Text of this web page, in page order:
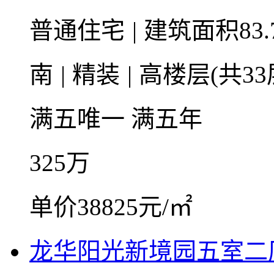
普通住宅 | 建筑面积
南 | 精装 | 高楼层(共
满五唯一 满五年
325万
单价38825元/㎡
龙华阳光新境园五室